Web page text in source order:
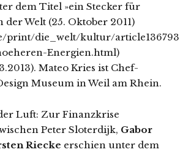
dem Titel »ein Stecker für
Welt (25. Oktober 2011)
print/die_welt/kultur/
Energien.html)
Mateo Kries ist Chef-
Museum in Weil am Rhein.
Luft: Zur Finanzkrise
Peter Sloterdijk, Gabor
Riecke erschien unter dem